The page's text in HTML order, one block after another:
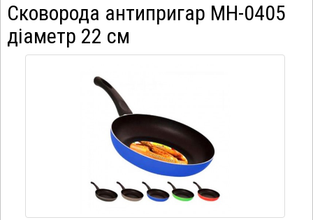
Сковорода антипригар МН-0405
діаметр 22 см